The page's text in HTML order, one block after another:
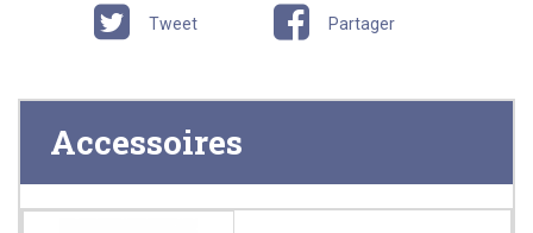
Tweet Partager
Accessoires